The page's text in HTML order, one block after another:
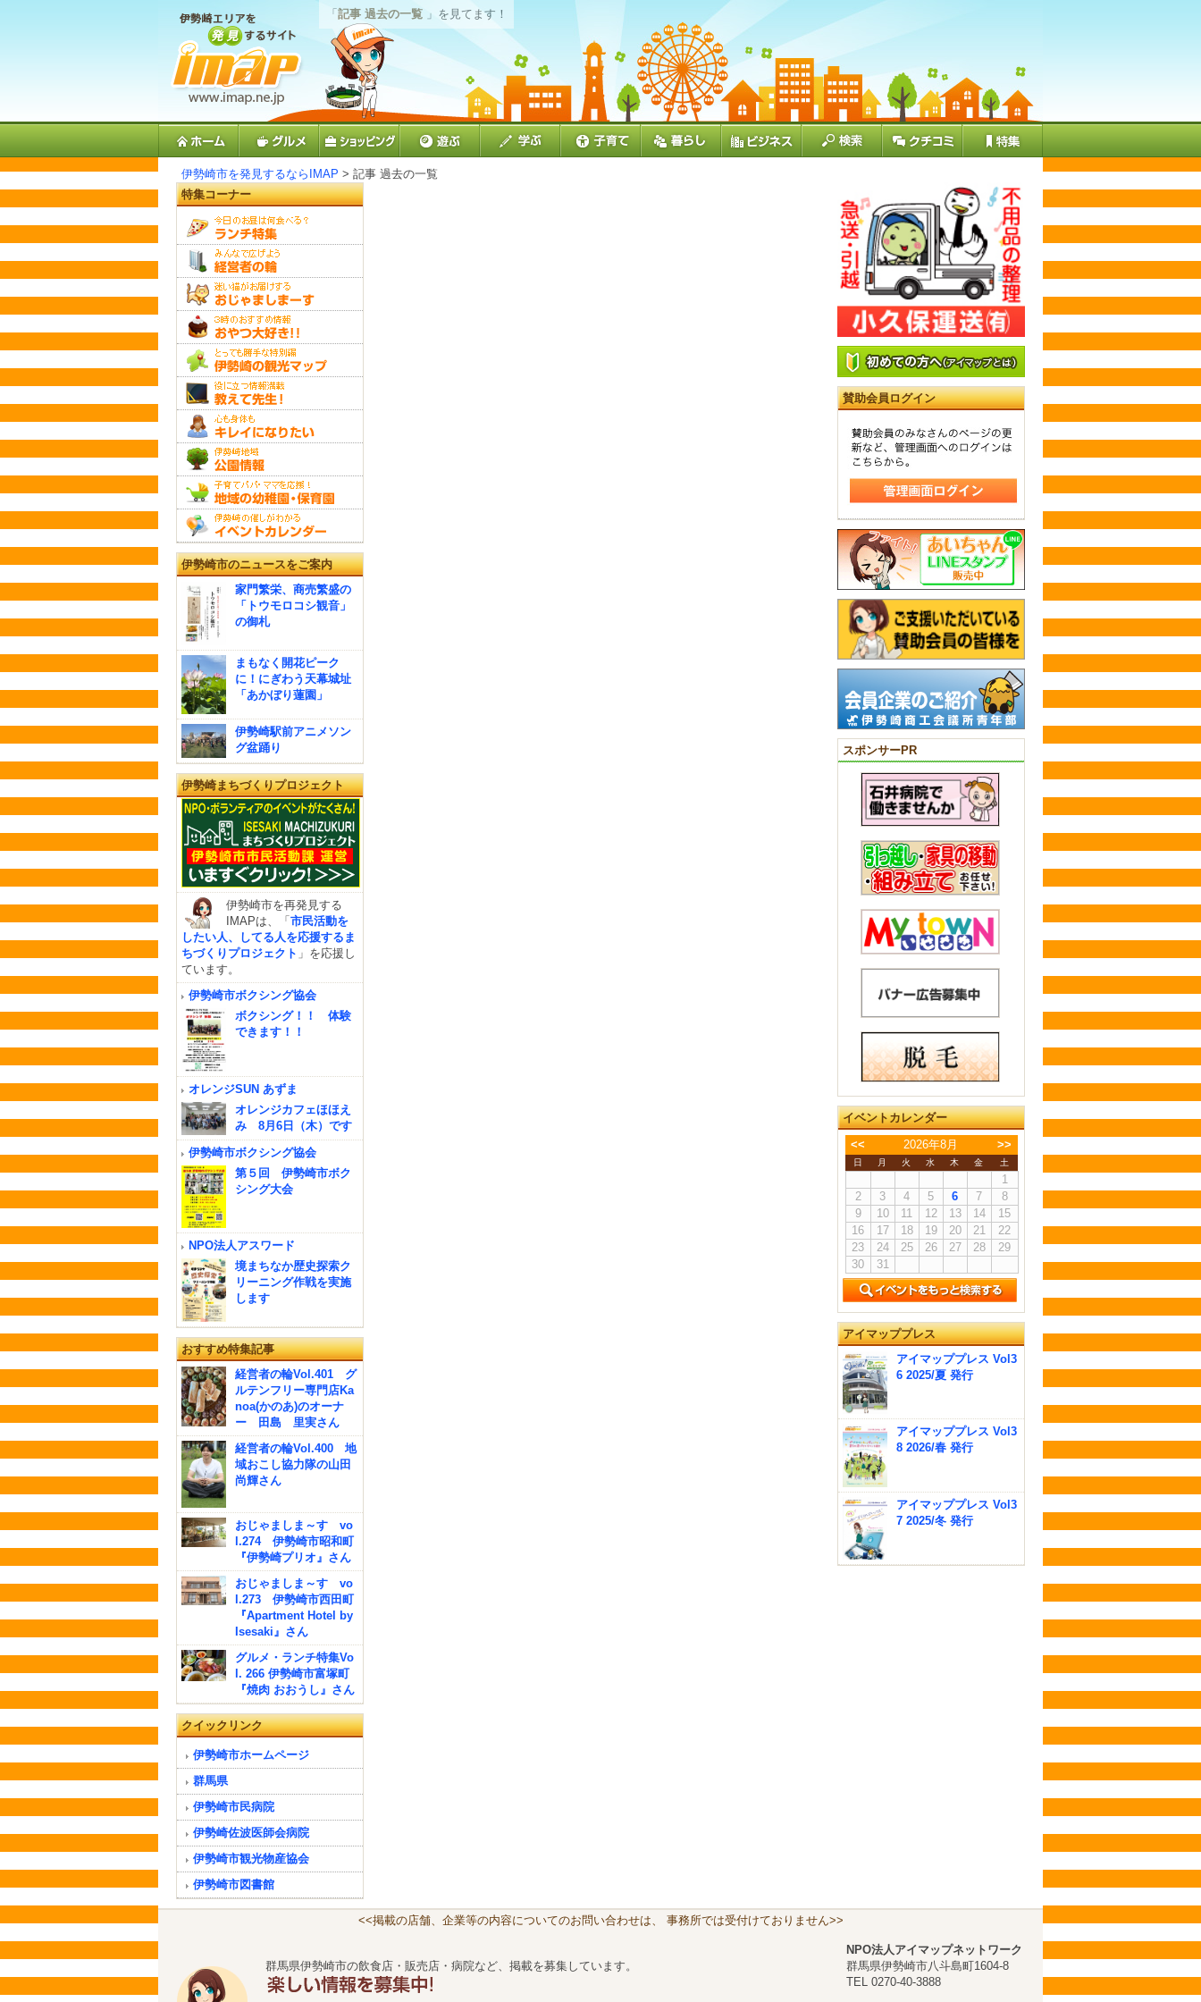
「記事 過去の一覧 」を見てます！
伊勢崎市を発見するならIMAP > 記事 過去の一覧
特集コーナー
伊勢崎市のニュースをご案内
家門繁栄、商売繁盛の
「トウモロコシ観音」
の御札
まもなく開花ピーク
に！にぎわう天幕城址
「あかぼり蓮園」
伊勢崎駅前アニメソン
グ盆踊り
伊勢崎まちづくりプロジェクト
伊勢崎市を再発見する
IMAPは、「市民活動を
したい人、してる人を応援するま
ちづくりプロジェクト 」を応援し
ています。
伊勢崎市ボクシング協会
ボクシング！！ 体験
できます！！
オレンジSUN あずま
オレンジカフェほほえ
み 8月6日（木）です
伊勢崎市ボクシング協会
第５回 伊勢崎市ボク
シング大会
NPO法人アスワード
境まちなか歴史探索ク
リーニング作戦を実施
します
おすすめ特集記事
経営者の輪Vol.401 グ
ルテンフリー専門店Ka
noa(かのあ)のオーナ
ー 田島 里実さん
経営者の輪Vol.400 地
域おこし協力隊の山田
尚輝さん
おじゃましま～す vo
l.274 伊勢崎市昭和町
『伊勢崎プリオ』さん
おじゃましま～す vo
l.273 伊勢崎市西田町
『Apartment Hotel by
Isesaki』さん
グルメ・ランチ特集Vo
l. 266 伊勢崎市富塚町
『焼肉 おおうし』さん
クイックリンク
伊勢崎市ホームページ
群馬県
伊勢崎市民病院
伊勢崎佐波医師会病院
伊勢崎市観光物産協会
伊勢崎市図書館
賛助会員ログイン
スポンサーPR
イベントカレンダー
<<
2026年8月 >>
日 月 火 水 木 金 土
1
2
3 4 5 6 7
8
9
10 11 12 13 14
15
16
17 18 19 20 21
22
23
24 25 26 27 28
29
30
31
アイマッププレス
アイマッププレス Vol3
6 2025/夏 発行
アイマッププレス Vol3
8 2026/春 発行
アイマッププレス Vol3
7 2025/冬 発行
<<掲載の店舗、企業等の内容についてのお問い合わせは、 事務所では受付けておりません>>
群馬県伊勢崎市の飲食店・販売店・病院など、掲載を募集しています。
NPO法人アイマップネットワーク
群馬県伊勢崎市八斗島町1604-8
TEL 0270-40-3888